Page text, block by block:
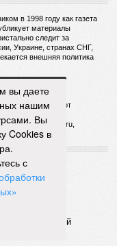
в 1998 году как газета
материалы
следит за
Украине, странах СНГ,
внешняя политика
Горевой Р. Г.
ФС 77 - 72681 от
versia@versia.ru,
индексируемой
вы даете
нашим
Вы
Cookies в
с